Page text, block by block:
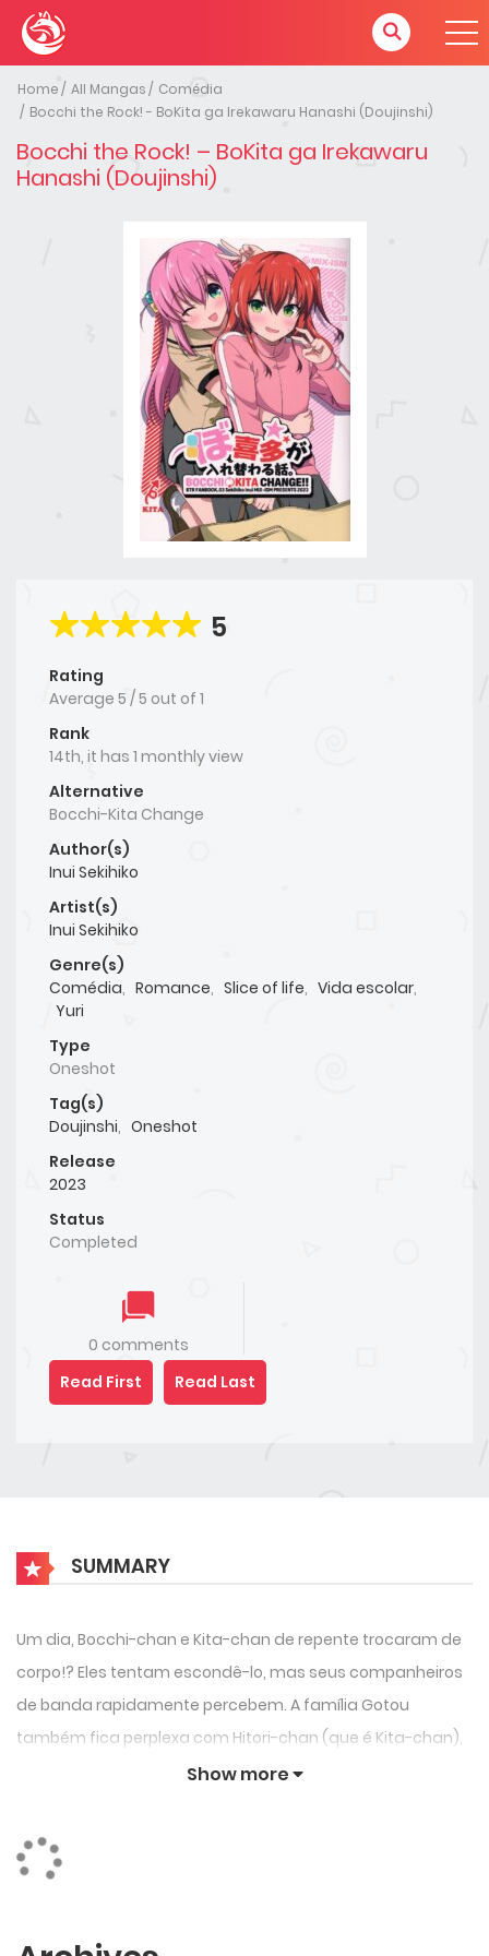
Home All Mangas
Comédia
Bocchi the Rock! - BoKita ga Irekawaru Hanashi (Doujinshi)
Bocchi the Rock! – BoKita ga Irekawaru
Hanashi (Doujinshi)
5
Rating
Average 5 /5 out of 1
Rank
14th, it has 1 monthly view
Alternative
Bocchi-Kita Change
Author(s)
Inui Sekihiko
Artist(s)
Inui Sekihiko
Genre(s)
Comédia, Romance, Slice of life, Vida escolar,
Yuri
Type
Oneshot
Tag(s)
Doujinshi, Oneshot
Release
2023
Status
Completed
0 comments
Read First
Read Last
SUMMARY
Um dia, Bocchi-chan e Kita-chan de repente trocaram de
corpo!? Eles tentam escondê-lo, mas seus companheiros
de banda rapidamente percebem. A família Gotou
também fica perplexa com Hitori-chan (que é Kita-chan),
que de repente é tão extrovertida.
pastelão e até um pouco de conteúdo obsceno!
Show more